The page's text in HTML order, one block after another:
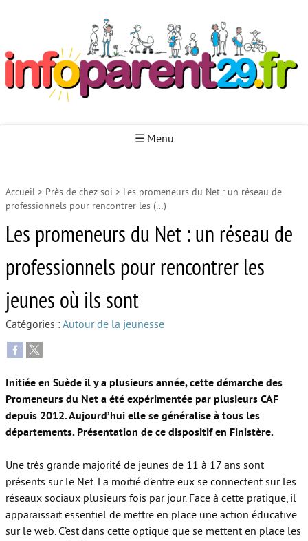
☰ Menu
Accueil
Autour de l’enfance
Autour de la jeunesse
Autour de l’école
Face au handicap
Face au deuil
Sortir en famille
Vie de couple
Aide aux parents
Place aux grands-parents
Accueil > Près de chez soi > Les promeneurs du Net : un réseau de
professionnels pour rencontrer les (…)
Les promeneurs du Net : un réseau de
professionnels pour rencontrer les
jeunes où ils sont
Catégories :Autour de la jeunesse
Initiée en Suède il y a plusieurs année, cette démarche des
Promeneurs du Net a été expérimentée par plusieurs CAF
depuis 2012. Aujourd’hui elle se généralise à tous les
départements. Présentation de ce dispositif en Finistère.
Une très grande majorité de jeunes de 11 à 17 ans sont
présents sur le Net. La moitié d’entre eux se connectent sur les
réseaux sociaux plusieurs fois par jour. Face à cette pratique, il
apparaissait essentiel de mettre en place une action éducative
sur le web. C’est dans cette optique que se mettent en place les